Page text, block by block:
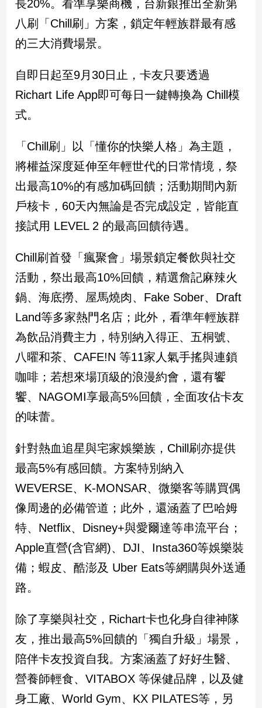
點
品
觀
調
國
會
焦
觀
點
兩
岸/
際
社
會/
地
冠
病
毒
專
區
台
灣
點
南
台
灣
觀
點
娛
樂
娛
樂
星
長20%。看準享樂商機，台新銀推出全新第
八刷「Chill刷」方案，鎖定年輕族群最有感
的三大消費場景。
自即日起至9月30日止，卡友只要透過
Richart Life App即可每日一鍵轉換為 Chill模
式。
「Chill刷」以「懂你的快樂人格」為主題，
將權益深度延伸至年輕世代的日常情境，祭
出最高10%的有感加碼回饋；活動期間內新
戶核卡，60天內無論是否完成設定，皆能直
接試用 LEVEL 2 的最高回饋待遇。
Chill刷首發「瘋聚會」場景鎖定餐飲與社交
活動，祭出最高10%回饋，精選詹記麻辣火
鍋、海底撈、屋馬燒肉、Fake Sober、Draft
Land等多家熱門名店；此外，看準年輕族群
為飲品消費主力，特別納入得正、五桐號、
八曜和茶、CAFE!N 等11家人氣手搖與連鎖
咖啡；若想來場頂級的浪漫約會，還有饗
饗、NAGOMI享最高5%回饋，全面攻佔卡友
的味蕾。
針對熱血追星與宅家娛樂族，Chill刷亦提供
最高5%有感回饋。方案特別納入
WEVERSE、K-MONSAR、微樂客等購買偶
像周邊的必備管道；此外，還涵蓋了巴哈姆
特、Netflix、Disney+與愛爾達等串流平台；
Apple直營(含官網)、DJI、Insta360等娛樂裝
備；蝦皮、酷澎及 Uber Eats等網購與外送通
路。
除了享樂與社交，Richart卡也化身自律神隊
友，推出最高5%回饋的「獨自升級」場景，
陪伴卡友投資自我。方案涵蓋了好好生醫、
營養師輕食、VITABOX 等保健品牌，以及健
身工廠、World Gym、KX PILATES等，另